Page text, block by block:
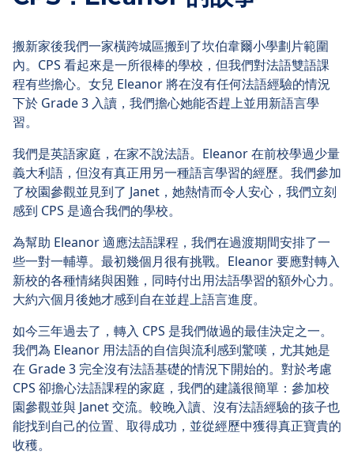
搬新家後我們一家橫跨城區搬到了坎伯韋爾小學劃片範圍
內。CPS 看起來是一所很棒的學校，但我們對法語雙語課
程有些擔心。女兒 Eleanor 將在沒有任何法語經驗的情況
下於 Grade 3 入讀，我們擔心她能否趕上並用新語言學
習。
我們是英語家庭，在家不說法語。Eleanor 在前校學過少量
義大利語，但沒有真正用另一種語言學習的經歷。我們參加
了校園參觀並見到了 Janet，她熱情而令人安心，我們立刻
感到 CPS 是適合我們的學校。
為幫助 Eleanor 適應法語課程，我們在過渡期間安排了一
些一對一輔導。最初幾個月很有挑戰。Eleanor 要應對轉入
新校的各種情緒與困難，同時付出用法語學習的額外心力。
大約六個月後她才感到自在並趕上語言進度。
如今三年過去了，轉入 CPS 是我們做過的最佳決定之一。
我們為 Eleanor 用法語的自信與流利感到驚嘆，尤其她是
在 Grade 3 完全沒有法語基礎的情況下開始的。對於考慮
CPS 卻擔心法語課程的家庭，我們的建議很簡單：參加校
園參觀並與 Janet 交流。較晚入讀、沒有法語經驗的孩子也
能找到自己的位置、取得成功，並從經歷中獲得真正寶貴的
收穫。